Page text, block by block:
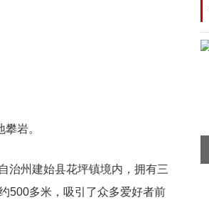
岩。
治州建始县花坪镇境内，拥有三
500多米，吸引了众多爱好者前